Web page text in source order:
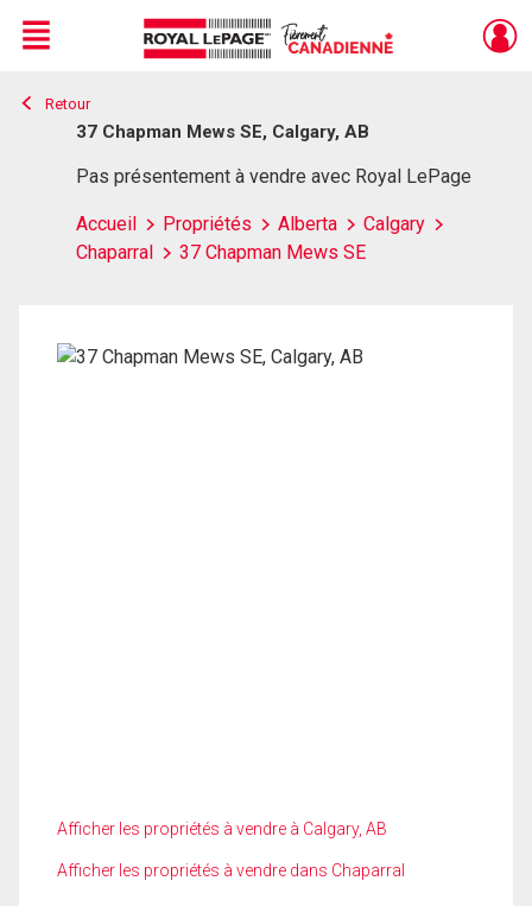
Live
En Direct
Menu
Retour
37 Chapman Mews SE, Calgary, AB
Pas présentement à vendre avec Royal LePage
Accueil Propriétés Alberta
Calgary
Chaparral
37 Chapman Mews SE
Afficher les propriétés à vendre à Calgary, AB
Afficher les propriétés à vendre dans Chaparral